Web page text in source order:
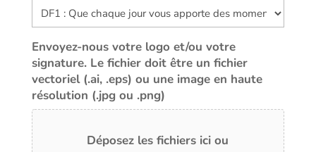
Envoyez-nous votre logo et/ou votre
signature. Le fichier doit être un fichier
vectoriel (.ai, .eps) ou une image en haute
résolution (.jpg ou .png)
Déposez les fichiers ici ou